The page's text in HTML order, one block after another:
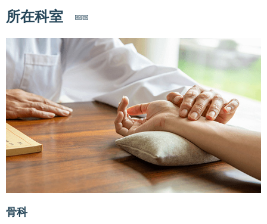
所在科室
骨科